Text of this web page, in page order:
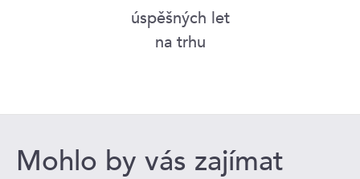
úspěšných let
na trhu
Mohlo by vás zajímat